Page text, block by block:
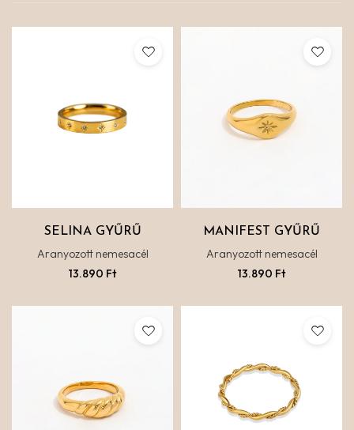
SELINA GYŰRŰ
Aranyozott nemesacél
13.890 Ft
MANIFEST GYŰRŰ
Aranyozott nemesacél
13.890 Ft